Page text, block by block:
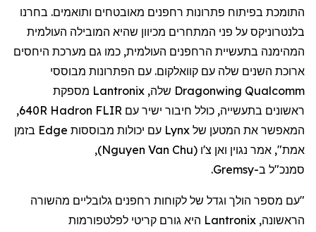
התומכת בפיתוח פתרונות רחפנים מאובטחים ותואמים. בחרנו
בלנטרוניקס על פני המתחרים מכיוון שהיא המובילה העולמית
המהימנה בתעשיית הרחפנים העולמית, כמו גם מערכת היחסים
ארוכת השנים שלה עם קוואלקום. עם הפתרונות מבוססי
Qualcomm
Dragonwing שלה, Lantronix מספקת
ראשונים בתעשייה, כולל חיבור ישיר עם FLIR
Hadron
640R,
המאפשר את המטען של Lynx עם יכולות מבוססות Edge בזמן
אמת", אמר נגוין ואן צ'ו (
Nguyen Van Chu
)
,
סמנכ"ל ב-Gremsy
.
"עם מספר הולך וגדל של לקוחות רחפנים גלובליים מהשורה
הראשונה, Lantronix היא גורם קריטי לפלטפורמות